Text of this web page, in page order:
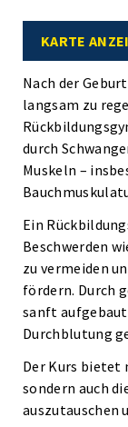
KARTE
Nach der
langsam zu
durch
Muskeln –
Ein
Beschwerden
zu vermeiden
fördern. Durch
sanft
Durchblutung
Der Kurs bietet
sondern auch
auszutauschen